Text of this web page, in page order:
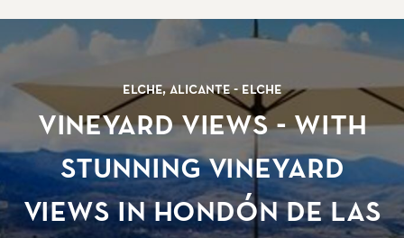
Elche, Alicante - Elche
VINEYARD VIEWS - with
Stunning Vineyard
Views in Hondón de las